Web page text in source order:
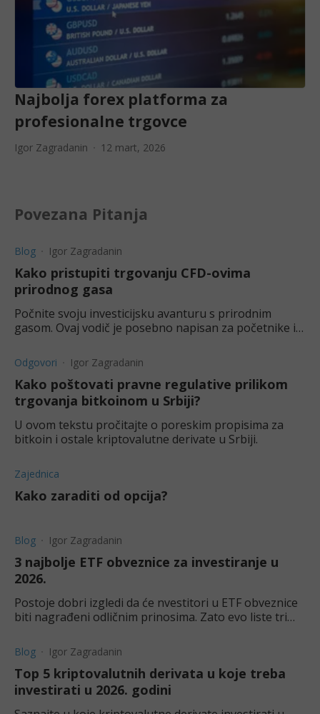
Najbolja forex platforma za
profesionalne trgovce
Igor Zagradanin 12 mart, 2026
Povezana Pitanja
Blog Igor Zagradanin
Kako pristupiti trgovanju CFD-ovima
prirodnog gasa
Počnite svoju investicijsku avanturu s prirodnim
gasom. Ovaj vodič je posebno napisan za početnike i
Odgovori Igor Zagradanin
Kako poštovati pravne regulative prilikom
trgovanja bitkoinom u Srbiji?
U ovom tekstu pročitajte o poreskim propisima za
bitkoin i ostale kriptovalutne derivate u Srbiji.
Zajednica
Kako zaraditi od opcija?
Blog Igor Zagradanin
3 najbolje ETF obveznice za investiranje u
2026.
Postoje dobri izgledi da će nvestitori u ETF obveznice
biti nagrađeni odličnim prinosima. Zato evo liste tri
Blog Igor Zagradanin
Top 5 kriptovalutnih derivata u koje treba
investirati u 2026. godini